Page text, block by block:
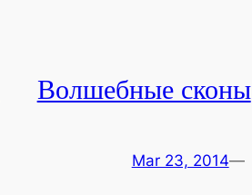
Волшебные сконы
Mar 23, 2014—